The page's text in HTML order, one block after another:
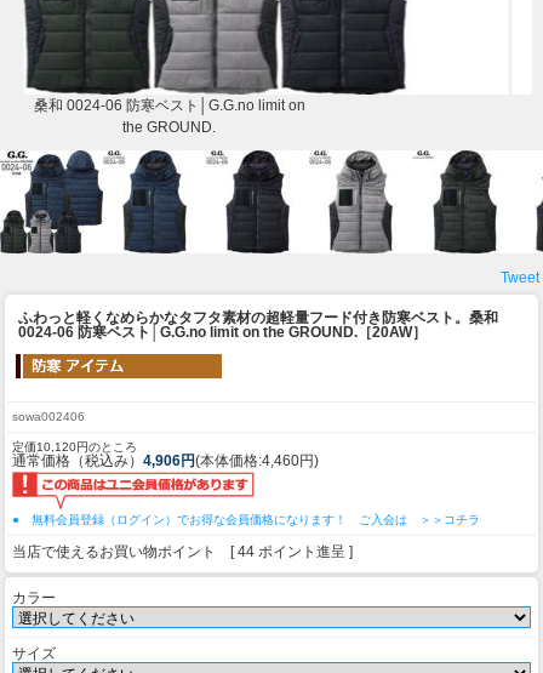
桑和 0024-06 防寒ベスト│G.G.no limit on
the GROUND.
Tweet
ふわっと軽くなめらかなタフタ素材の超軽量フード付き防寒ベスト。 桑和
0024-06 防寒ベスト│G.G.no limit on the GROUND.［20AW］
sowa002406
定価10,120円のところ
通常価格（税込み） 4,906円(本体価格:4,460円)
● 無料会員登録（ログイン）でお得な会員価格になります！ ご入会は ＞＞コチラ
当店で使えるお買い物ポイント [ 44 ポイント進呈 ]
カラー
サイズ